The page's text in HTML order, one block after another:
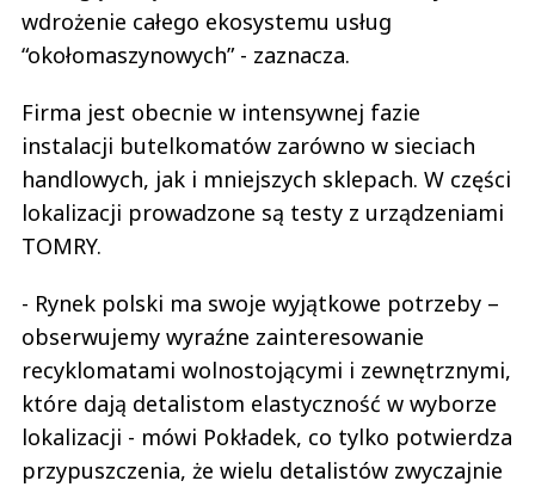
wdrożenie całego ekosystemu usług
“okołomaszynowych” - zaznacza.
Firma jest obecnie w intensywnej fazie
instalacji butelkomatów zarówno w sieciach
handlowych, jak i mniejszych sklepach. W części
lokalizacji prowadzone są testy z urządzeniami
TOMRY.
- Rynek polski ma swoje wyjątkowe potrzeby –
obserwujemy wyraźne zainteresowanie
recyklomatami wolnostojącymi i zewnętrznymi,
które dają detalistom elastyczność w wyborze
lokalizacji - mówi Pokładek, co tylko potwierdza
przypuszczenia, że wielu detalistów zwyczajnie